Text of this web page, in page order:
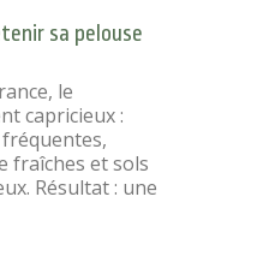
sa pelouse
le
capricieux :
fraîches et sols
Résultat : une